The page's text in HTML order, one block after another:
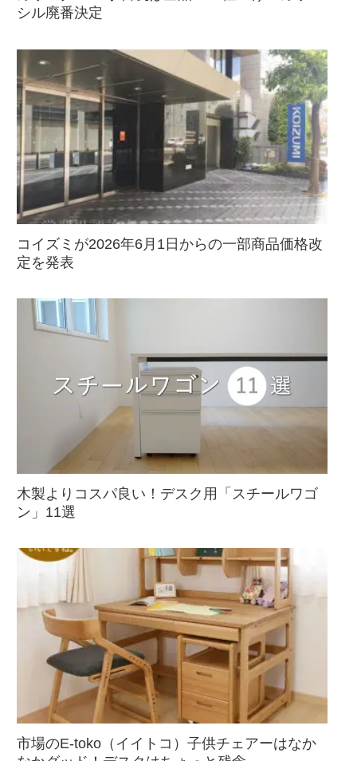
シル廃番決定
コイズミが2026年6月1日からの一部商品価格改
定を発表
木製よりコスパ良い！デスク用「スチールワゴ
ン」11選
市場のE-toko（イイトコ）子供チェアーはなか